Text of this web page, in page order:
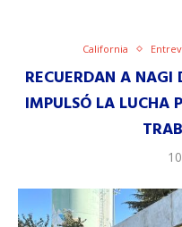
California
RECUERDAN A
IMPULSÓ LA LUCHA